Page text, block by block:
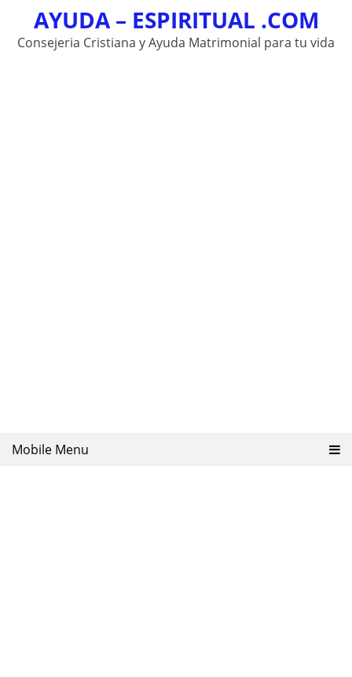
content
AYUDA – ESPIRITUAL .COM
Consejeria Cristiana y Ayuda Matrimonial para tu vida
Mobile Menu